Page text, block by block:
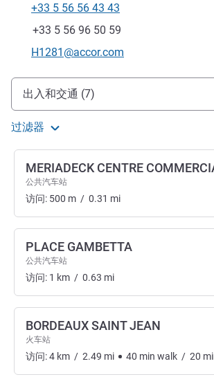
电话
+33 5 56 56 43 43
传真
+33 5 56 96 50 59
联系电子邮件
H1281@accor.com
抵达和交通
出入和交通 (7)
过滤器
MERIADECK CENTRE
公共汽车站
访问: 500 m / 0.31 mi
PLACE GAMBETTA
公共汽车站
访问: 1 km / 0.63 mi
BORDEAUX SAINT JEAN
火车站
访问:4 km / 2.49 mi 40 min walk / 20